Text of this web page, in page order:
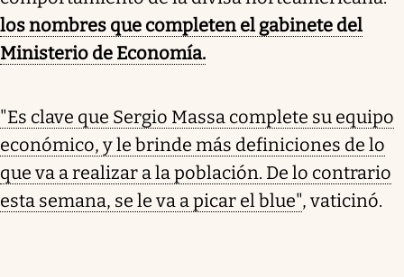
los nombres que completen el gabinete del
Ministerio de Economía.
"Es clave que Sergio Massa complete su equipo
económico, y le brinde más definiciones de lo
que va a realizar a la población. De lo contrario
esta semana, se le va a picar el blue", vaticinó.